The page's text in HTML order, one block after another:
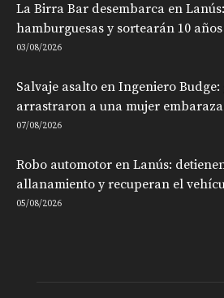
La Birra Bar desembarca en
hamburguesas y sortearán 10
03/08/2026
Salvaje asalto en Ingeniero
arrastraron a una mujer
07/08/2026
Robo automotor en Lanús:
allanamiento y recuperan el
05/08/2026